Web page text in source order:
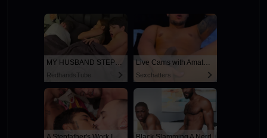
MY HUSBAND STEPSON MISTAKENLY GIVES ME IN THE ASS
RedhandsTube
Live Cams with Amateur Men
Sexchatters